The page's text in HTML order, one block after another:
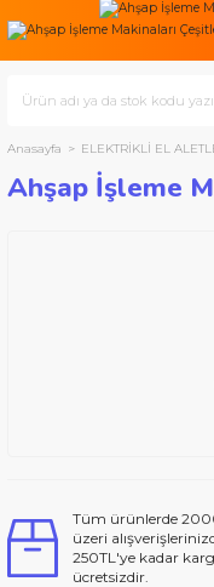
Anasayfa ELEKTRİKLİ EL
Ahşap İşleme
Tüm ürünlerde
üzeri
250TL'ye kadar
ücretsizdir.